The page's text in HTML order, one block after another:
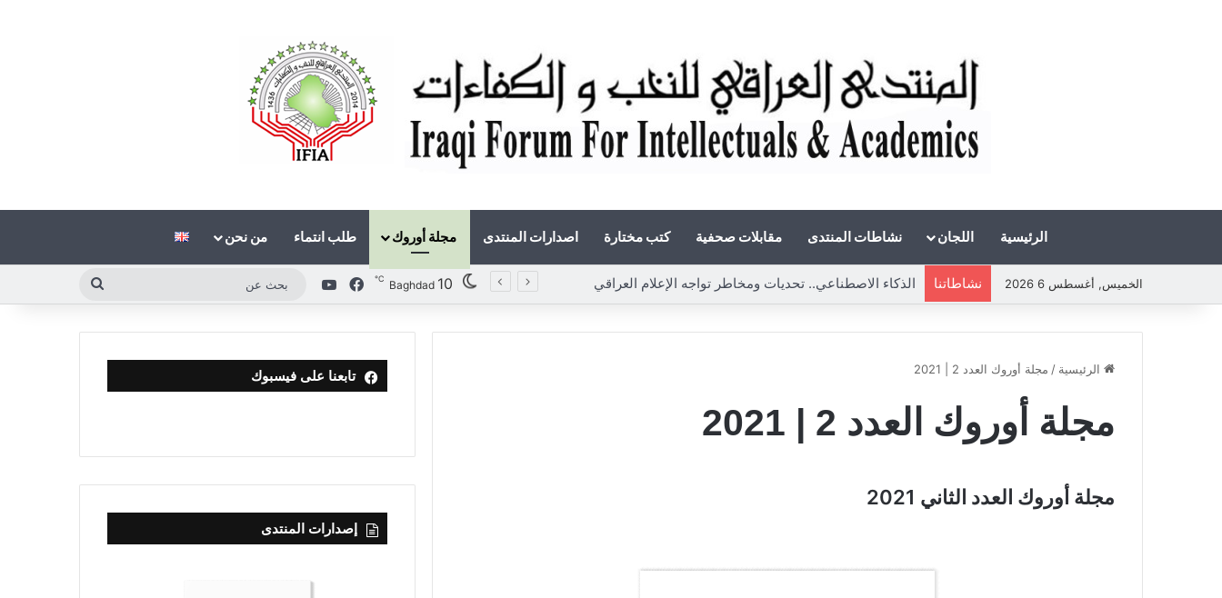
الرئيسية اللجان نشاطات المنتدى مقابلات صحفية كتب مختارة اصدارات المنتدى مجلة أوروك طلب انتماء من نحن
الخميس, أغسطس 6 2026 نشاطاتنا Baghdad 10
℃ فيسبوك‫YouTube
الرئيسية / مجلة أوروك العدد 2 | 2021
مجلة أوروك العدد 2 | 2021
مجلة أوروك العدد الثاني 2021
تابعنا على فيسبوك
إصدارات المنتدى